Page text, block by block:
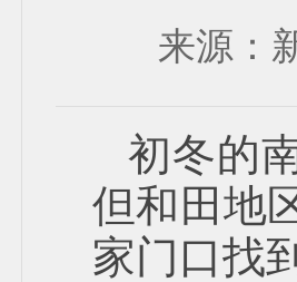
来源：
初冬的
但和田地
家门口找